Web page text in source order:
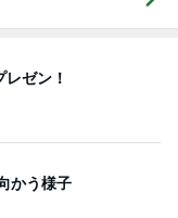
ゼン！
かう様子